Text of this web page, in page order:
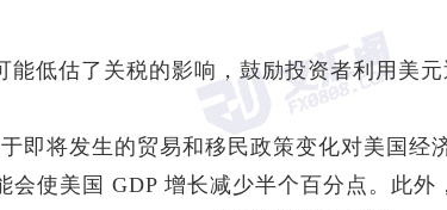
低估了关税的影响，鼓励投资者利用美
即将发生的贸易和移民政策变化对美国经
会使美国 GDP 增长减少半个百分点。此